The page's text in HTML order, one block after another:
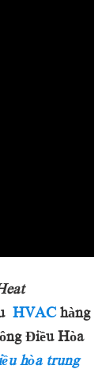
HVAC hàng
Điều Hòa
hòa trung